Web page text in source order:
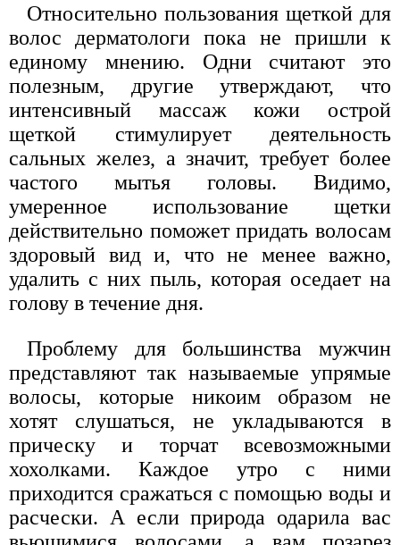
Относительно пользования щеткой для
волос дерматологи пока не пришли к
единому мнению. Одни считают это
полезным, другие утверждают, что
интенсивный массаж кожи острой
щеткой стимулирует деятельность
сальных желез, а значит, требует более
частого мытья головы. Видимо,
умеренное использование щетки
действительно поможет придать волосам
здоровый вид и, что не менее важно,
удалить с них пыль, которая оседает на
голову в течение дня.
Проблему для большинства мужчин
представляют так называемые упрямые
волосы, которые никоим образом не
хотят слушаться, не укладываются в
прическу и торчат всевозможными
хохолками. Каждое утро с ними
приходится сражаться с помощью воды и
расчески. А если природа одарила вас